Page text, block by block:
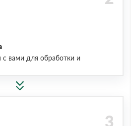
вами для обработки и